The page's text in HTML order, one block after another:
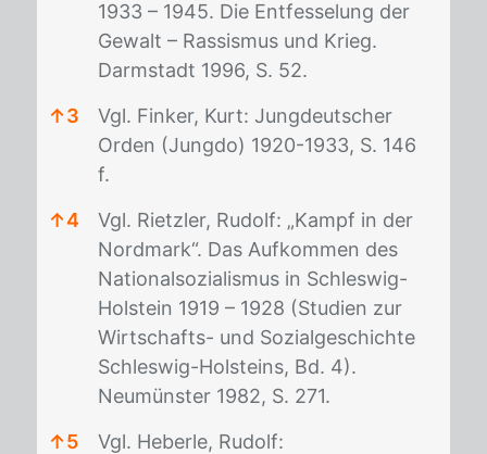
1933 – 1945. Die Entfesselung der
Gewalt – Rassismus und Krieg.
Darmstadt 1996, S. 52.
↑3
Vgl. Finker, Kurt: Jungdeutscher
Orden (Jungdo) 1920-1933, S. 146
f.
↑4
Vgl. Rietzler, Rudolf: „Kampf in der
Nordmark“. Das Aufkommen des
Nationalsozialismus in Schleswig-
Holstein 1919 – 1928 (Studien zur
Wirtschafts- und Sozialgeschichte
Schleswig-Holsteins, Bd. 4).
Neumünster 1982, S. 271.
↑5
Vgl. Heberle, Rudolf: